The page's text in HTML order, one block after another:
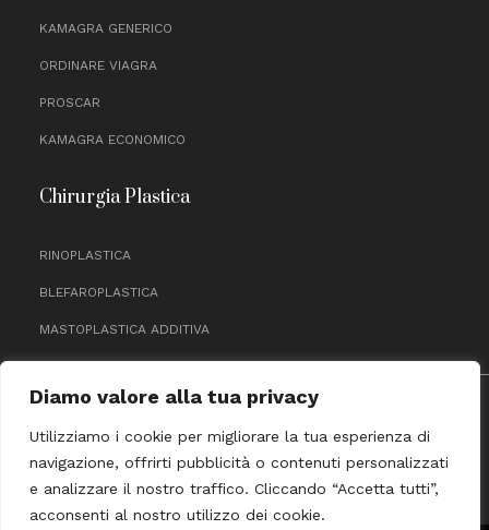
Diamo valore alla tua privacy
Utilizziamo i cookie per migliorare la tua esperienza di
navigazione, offrirti pubblicità o contenuti personalizzati
e analizzare il nostro traffico. Cliccando “Accetta tutti”,
acconsenti al nostro utilizzo dei cookie.
KAMAGRA GENERICO
ORDINARE VIAGRA
PROSCAR
KAMAGRA ECONOMICO
Chirurgia Plastica
RINOPLASTICA
BLEFAROPLASTICA
MASTOPLASTICA ADDITIVA
PRIVACY & COOKIE POLICY
FACEBOOK